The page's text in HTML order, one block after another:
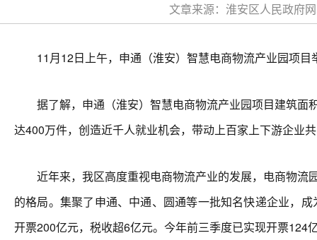
文章来源：淮安区人民政府
11月12日上午，申通（淮安）智慧电商物流产业园项目
据了解，申通（淮安）智慧电商物流产业园项目建筑面
达400万件，创造近千人就业机会，带动上百家上下游企业
近年来，我区高度重视电商物流产业的发展，电商物流
的格局。集聚了申通、中通、圆通等一批知名快递企业，
开票200亿元，税收超6亿元。今年前三季度已实现开票